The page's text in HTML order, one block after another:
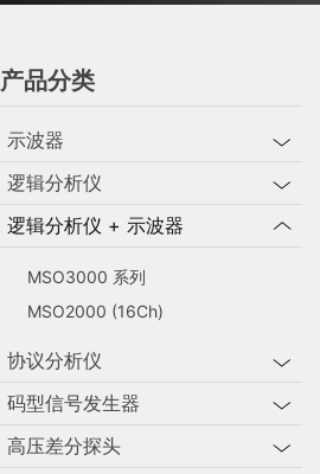
产品分类
示波器
逻辑分析仪
逻辑分析仪 + 示波器
MSO3000 系列
MSO2000 (16Ch)
协议分析仪
码型信号发生器
高压差分探头